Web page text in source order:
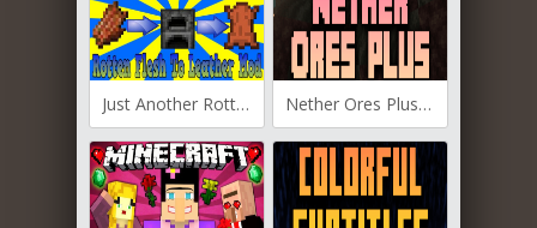
Just Another Rotten Flesh to Leather для Майнкрафт [1.19.4, 1.19.2, 1.18.2] Nether Ores Plus для Майнкрафт [1.19.2, 1.18.2, 1.17.1]